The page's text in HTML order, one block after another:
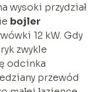
wysoki przydział
bojler
12 kW. Gdy
zwykle
odcinka
przewód